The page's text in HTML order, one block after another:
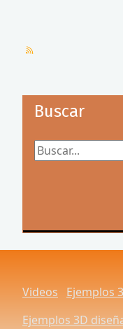
Buscar
Buscar...
Videos Ejemplos
Ejemplos 3D